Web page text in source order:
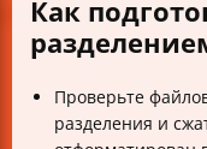
Как
Проверьте
разделения и